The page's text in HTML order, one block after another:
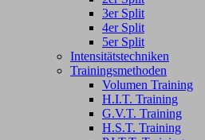
3er Split
4er Split
5er Split
Intensitätstechniken
Trainingsmethoden
Volumen Training
H.I.T. Training
G.V.T. Training
H.S.T. Training